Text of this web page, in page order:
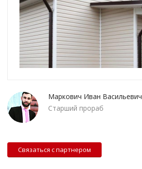
Маркович Иван Васильевич
Старший прораб
Связаться с партнером